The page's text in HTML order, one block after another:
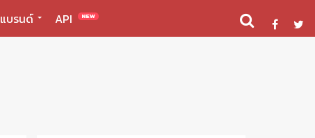
แบรนด์ API NEW